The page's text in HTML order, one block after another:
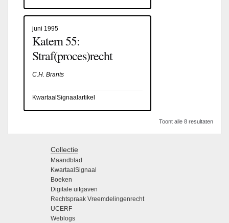
juni 1995
Katern 55:
Straf(proces)recht
C.H. Brants
KwartaalSignaalartikel
Toont alle 8 resultaten
Collectie
Maandblad
KwartaalSignaal
Boeken
Digitale uitgaven
Rechtspraak Vreemdelingenrecht
UCERF
Weblogs